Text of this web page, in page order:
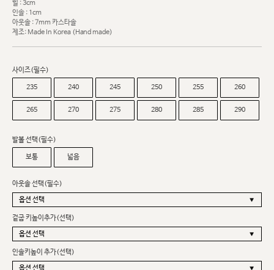
힐 : 3cm
인솔 : 1cm
아웃솔 : 7mm 카스타솔
제조: Made In Korea (Hand made)
사이즈(필수)
235 240 245 250 255 260
265 270 275 280 285 290
발볼 선택(필수)
보통 넓음
아웃솔 선택(필수)
겉굽 키높이추가(선택)
인솔키높이 추가(선택)